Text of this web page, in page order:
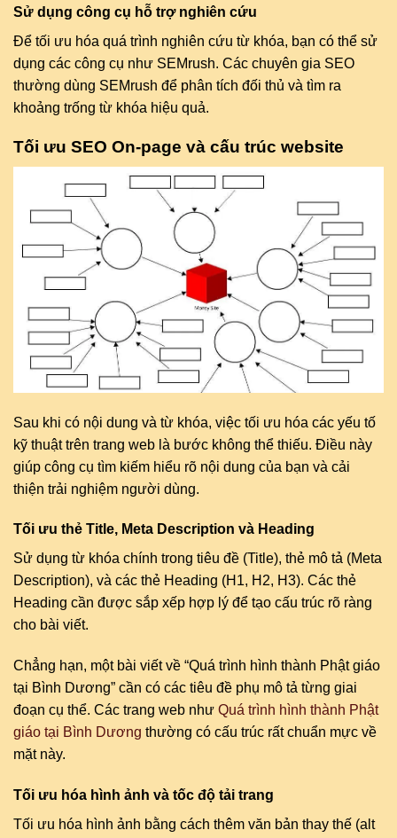
Sử dụng công cụ hỗ trợ nghiên cứu
Để tối ưu hóa quá trình nghiên cứu từ khóa, bạn có thể sử
dụng các công cụ như SEMrush. Các chuyên gia SEO
thường dùng SEMrush để phân tích đối thủ và tìm ra
khoảng trống từ khóa hiệu quả.
Tối ưu SEO On-page và cấu trúc website
Sau khi có nội dung và từ khóa, việc tối ưu hóa các yếu tố
kỹ thuật trên trang web là bước không thể thiếu. Điều này
giúp công cụ tìm kiếm hiểu rõ nội dung của bạn và cải
thiện trải nghiệm người dùng.
Tối ưu thẻ Title, Meta Description và Heading
Sử dụng từ khóa chính trong tiêu đề (Title), thẻ mô tả (Meta
Description), và các thẻ Heading (H1, H2, H3). Các thẻ
Heading cần được sắp xếp hợp lý để tạo cấu trúc rõ ràng
cho bài viết.
Chẳng hạn, một bài viết về “Quá trình hình thành Phật giáo
tại Bình Dương” cần có các tiêu đề phụ mô tả từng giai
đoạn cụ thể. Các trang web như Quá trình hình thành Phật
giáo tại Bình Dương thường có cấu trúc rất chuẩn mực về
mặt này.
Tối ưu hóa hình ảnh và tốc độ tải trang
Tối ưu hóa hình ảnh bằng cách thêm văn bản thay thế (alt